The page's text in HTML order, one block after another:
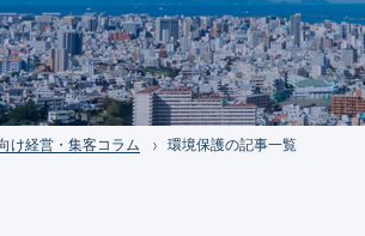
け経営・集客コラム 環境保護の記事一覧